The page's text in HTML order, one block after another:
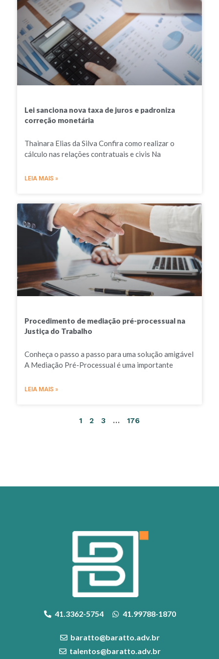
Lei sanciona nova taxa de juros e padroniza
correção monetária
Thainara Elias da Silva Confira como realizar o
cálculo nas relações contratuais e civis Na
LEIA MAIS »
Procedimento de mediação pré-processual na
Justiça do Trabalho
Conheça o passo a passo para uma solução amigável
A Mediação Pré-Processual é uma importante
LEIA MAIS »
1 2 3 … 176
41.3362-5754 41.99788-1870
baratto@baratto.adv.br
talentos@baratto.adv.br